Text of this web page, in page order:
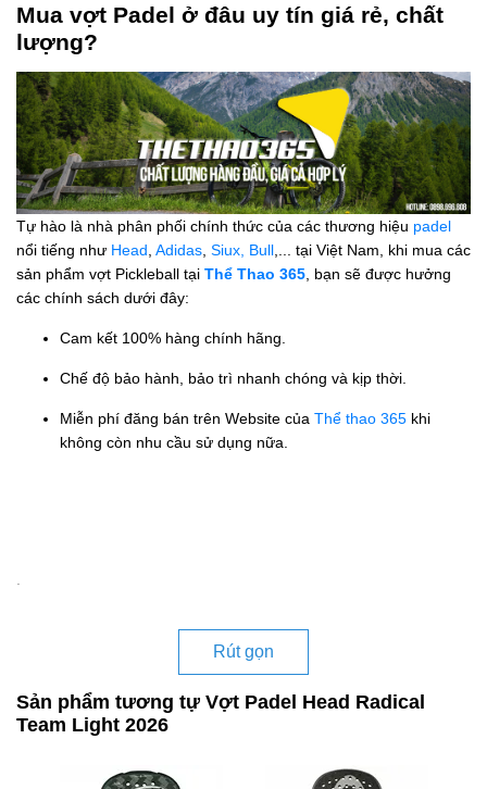
Mua vợt Padel ở đâu uy tín giá rẻ, chất
lượng?
Tự hào là nhà phân phối chính thức của các thương hiệu padel
nổi tiếng như Head Adidas Siux, Bull ,... tại Việt Nam, khi mua các
sản phẩm vợt Pickleball tại Thể Thao 365 , bạn sẽ được hưởng
các chính sách dưới đây:
Cam kết 100% hàng chính hãng.
Chế độ bảo hành, bảo trì nhanh chóng và kịp thời.
Miễn phí đăng bán trên Website của Thể thao 365 khi
không còn nhu cầu sử dụng nữa.
Rút gọn
Sản phẩm tương tự Vợt Padel Head Radical
Team Light 2026